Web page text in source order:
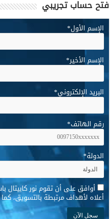
فتح حساب تجريبي
الإسم الأول*
الإسم الأخير*
البريد الإلكتروني*
رقم الهاتف*
الدولة*
* أوافق على أن تقوم نور كابيتال
أعلاه لأهداف مرتبطة بالتسويق،